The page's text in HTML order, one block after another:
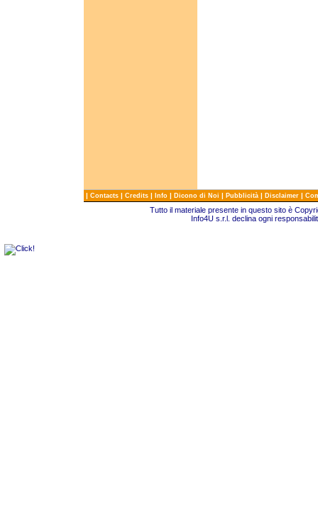
| Contacts | Credits | Info | Dicono di Noi | Pubblicità | Disclaimer |
Tutto il materiale presente in questo sito è
Info4U s.r.l. declina ogni